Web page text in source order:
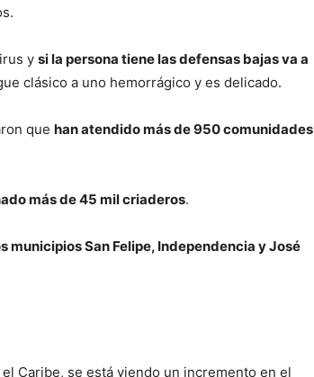
y si la persona tiene las defensas bajas va a
clásico a uno hemorrágico y es delicado.
que han atendido más de 950 comunidades
más de 45 mil criaderos.
municipios San Felipe, Independencia y José
Caribe, se está viendo un incremento en el